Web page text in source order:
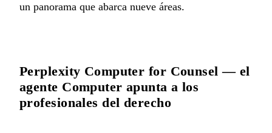
un panorama que abarca nueve áreas.
Perplexity Computer for Counsel — el
agente Computer apunta a los
profesionales del derecho